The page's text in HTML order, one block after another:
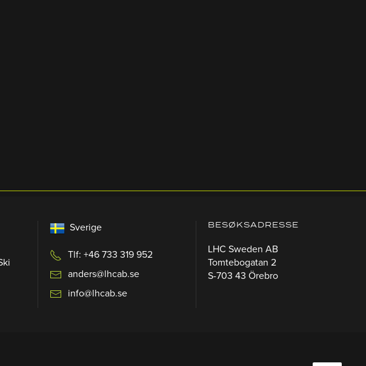
Sverige
Tlf: +46 733 319 952
anders@lhcab.se
info@lhcab.se
BESØKSADRESSE
LHC Sweden AB
Tomtebogatan 2
S-703 43 Örebro